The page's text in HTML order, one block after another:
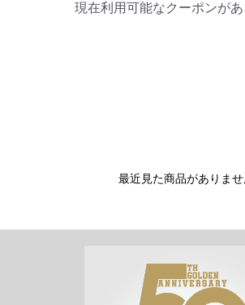
現在利用可能なクーポンが
最近見た商品がありませ